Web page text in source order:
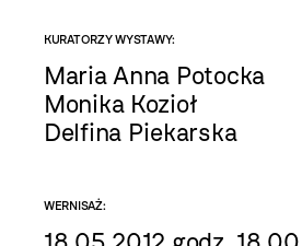
KURATORZY WYSTAWY:
Maria Anna Potocka
Monika Kozioł
Delfina Piekarska
WERNISAŻ: